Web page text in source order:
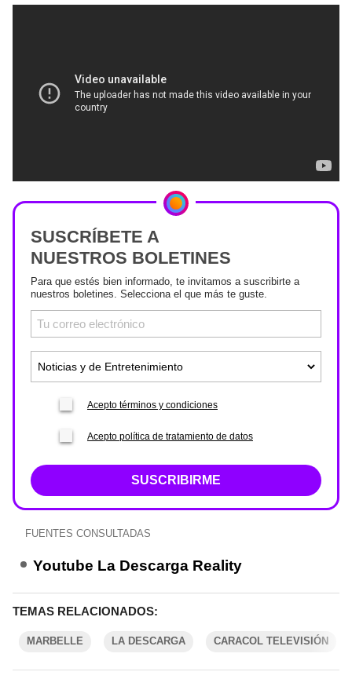
SUSCRÍBETE A
NUESTROS BOLETINES
Para que estés bien informado, te invitamos a suscribirte a
nuestros boletines. Selecciona el que más te guste.
Acepto términos y condiciones
Acepto política de tratamiento de datos
SUSCRIBIRME
FUENTES CONSULTADAS
Youtube La Descarga Reality
TEMAS RELACIONADOS:
MARBELLE LA DESCARGA CARACOL TELEVISIÓN